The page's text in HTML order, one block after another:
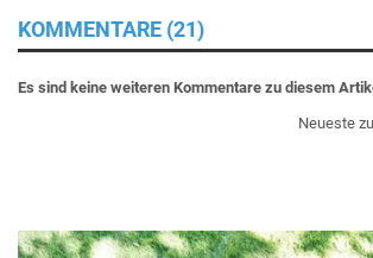
KOMMENTARE (21)
Es sind keine weiteren Kommentare zu diesem
Neueste